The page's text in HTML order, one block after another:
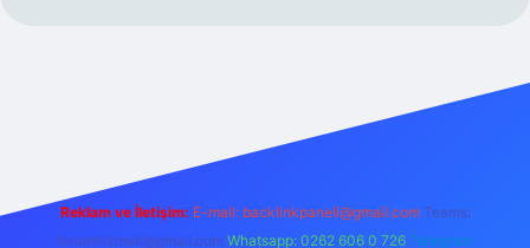
Reklam ve İletişim: E-mail: backlinkpaneli@gmail.com Teams:
forumhizmeti@gmail.com Whatsapp: 0262 606 0 726 Telegram: